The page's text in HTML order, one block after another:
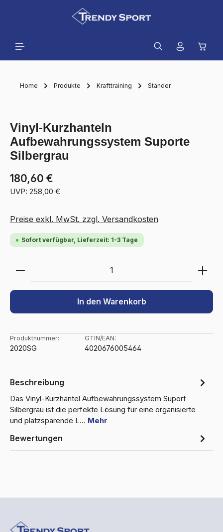
Home Produkte Krafttraining Ständer
Vinyl-Kurzhanteln
Aufbewahrungssystem Suporte
Silbergrau
180,60 €
UVP: 258,00 €
Preise exkl. MwSt. zzgl. Versandkosten
Sofort verfügbar, Lieferzeit: 1-3 Tage
Produkt Anzahl: Gib den gewünschten Wert ein
In den Warenkorb
Produktnummer:
2020SG
GTIN/EAN:
4020676005464
Beschreibung
Das Vinyl-Kurzhantel Aufbewahrungssystem Suport
Silbergrau ist die perfekte Lösung für eine organisierte
und platzsparende L… Mehr
Bewertungen